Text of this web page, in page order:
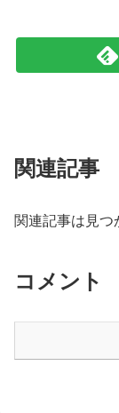
関連記事
関連記事は見つ
コメント